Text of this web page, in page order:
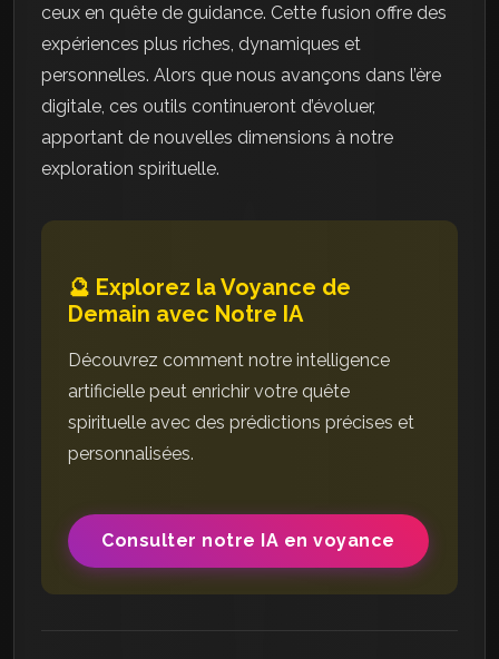
ceux en quête de guidance. Cette fusion offre des
expériences plus riches, dynamiques et
personnelles. Alors que nous avançons dans l’ère
digitale, ces outils continueront d’évoluer,
apportant de nouvelles dimensions à notre
exploration spirituelle.
🔮 Explorez la Voyance de
Demain avec Notre IA
Découvrez comment notre intelligence
artificielle peut enrichir votre quête
spirituelle avec des prédictions précises et
personnalisées.
Consulter notre IA en voyance